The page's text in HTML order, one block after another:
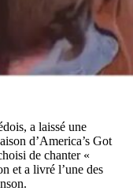
a laissé une
d’America’s Got
de chanter «
et a livré l’une des